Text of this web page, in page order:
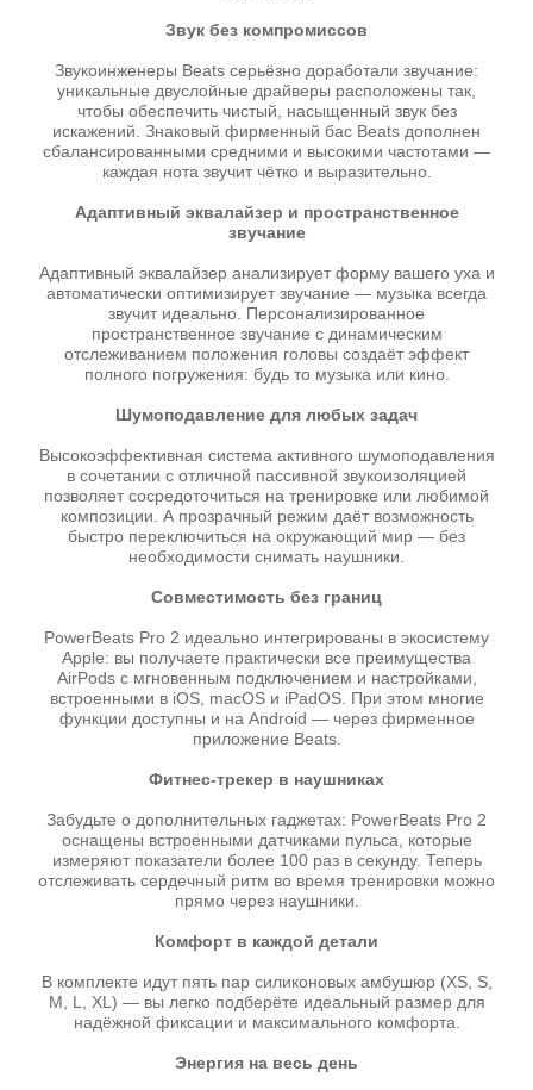
Звук без компромиссов
Звукоинженеры Beats серьёзно доработали звучание:
уникальные двуслойные драйверы расположены так,
чтобы обеспечить чистый, насыщенный звук без
искажений. Знаковый фирменный бас Beats дополнен
сбалансированными средними и высокими частотами —
каждая нота звучит чётко и выразительно.
Адаптивный эквалайзер и пространственное
звучание
Адаптивный эквалайзер анализирует форму вашего уха и
автоматически оптимизирует звучание — музыка всегда
звучит идеально. Персонализированное
пространственное звучание с динамическим
отслеживанием положения головы создаёт эффект
полного погружения: будь то музыка или кино.
Шумоподавление для любых задач
Высокоэффективная система активного шумоподавления
в сочетании с отличной пассивной звукоизоляцией
позволяет сосредоточиться на тренировке или любимой
композиции. А прозрачный режим даёт возможность
быстро переключиться на окружающий мир — без
необходимости снимать наушники.
Совместимость без границ
PowerBeats Pro 2 идеально интегрированы в экосистему
Apple: вы получаете практически все преимущества
AirPods с мгновенным подключением и настройками,
встроенными в iOS, macOS и iPadOS. При этом многие
функции доступны и на Android — через фирменное
приложение Beats.
Фитнес-трекер в наушниках
Забудьте о дополнительных гаджетах: PowerBeats Pro 2
оснащены встроенными датчиками пульса, которые
измеряют показатели более 100 раз в секунду. Теперь
отслеживать сердечный ритм во время тренировки можно
прямо через наушники.
Комфорт в каждой детали
В комплекте идут пять пар силиконовых амбушюр (XS, S,
M, L, XL) — вы легко подберёте идеальный размер для
надёжной фиксации и максимального комфорта.
Энергия на весь день